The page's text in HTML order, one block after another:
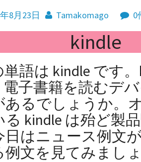
8月23日 Tamakomago 0
kindle
単語は kindle です
電子書籍を読むデ
あるでしょうか。
kindle は殆ど製
はニュース例文
文を見てみましょ